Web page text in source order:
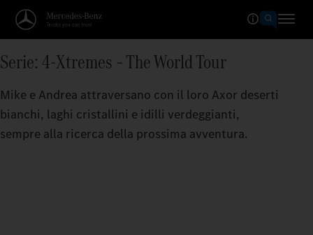
Serie: 4-Xtremes – The World Tour
Mike e Andrea attraversano con il loro Axor deserti
bianchi, laghi cristallini e idilli verdeggianti,
sempre alla ricerca della prossima avventura.